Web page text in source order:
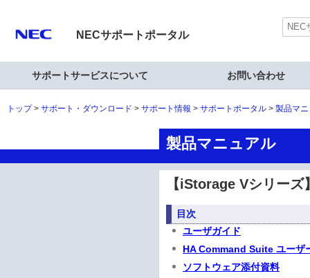
NECサポートポータル
サポートサービスについて お問い合わせ
トップ サポート・ダウンロード サポート情報 サポートポータル 製品マ
製品マニュアル
【iStorage Vシリー
目次
ユーザガイド
HA Command Suite ユーザ
ソフトウェア添付資料